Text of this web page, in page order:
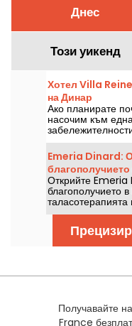
Хотел Villa
на Динар
Ако планирате
насочим към една
Сгушен край
път с кола от
истинско
части на
Emeria Dinard:
Открийте Emeria
благополучието
за да
Получавайте